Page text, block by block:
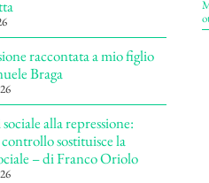
raccontata a mio figlio
Braga
alla repressione:
sostituisce la
– di Franco Oriolo